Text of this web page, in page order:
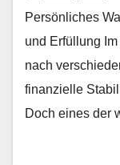
Persönliches
und Erfüllung
nach
finanzielle
Doch eines der